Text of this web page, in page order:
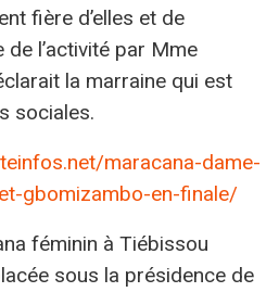
fière d’elles et de
de l’activité par Mme
la marraine qui est
sociales.
maracana-dame-
gbomizambo-en-finale/
féminin à Tiébissou
sous la présidence de